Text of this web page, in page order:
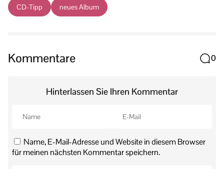
CD-Tipp neues Album
Kommentare 0
Hinterlassen Sie Ihren Kommentar
Name, E-Mail-Adresse und Website in diesem Browser
für meinen nächsten Kommentar speichern.